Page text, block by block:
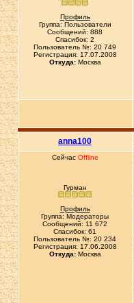
Профиль
Группа: Пользователи
Сообщений: 888
Спасибок: 2
Пользователь №: 20 749
Регистрация: 17.07.2008
Откуда:Москва
anna100
Сейчас Offline
Гурман
Профиль
Группа: Модераторы
Сообщений: 11 672
Спасибок: 61
Пользователь №: 20 234
Регистрация: 17.06.2008
Откуда:Москва